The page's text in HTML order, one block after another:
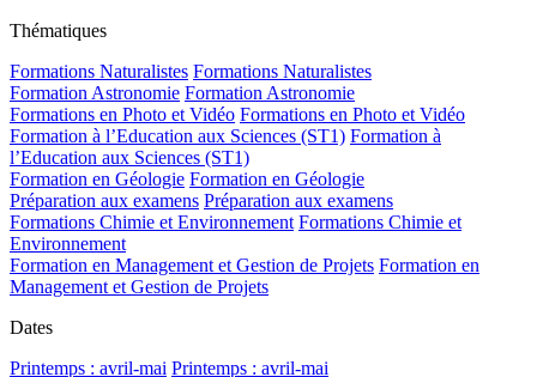
Thématiques
Formations Naturalistes Formations Naturalistes
Formation Astronomie Formation Astronomie
Formations en Photo et Vidéo Formations en Photo et Vidéo
Formation à l’Education aux Sciences (ST1) Formation à
l’Education aux Sciences (ST1)
Formation en Géologie Formation en Géologie
Préparation aux examens Préparation aux examens
Formations Chimie et Environnement Formations Chimie et
Environnement
Formation en Management et Gestion de Projets Formation en
Management et Gestion de Projets
Dates
Printemps : avril-mai Printemps : avril-mai